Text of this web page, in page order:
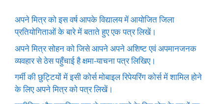
अपने मित्र को इस वर्ष आपके विद्यालय में आयोजित जिला
प्रतियोगिताओं के बारे में बताते हुए एक पत्र लिखें।
अपने मित्र सोहन को जिसे आपने अपने अशिष्ट एवं अपमानजनक
व्यवहार से ठेस पहुँचाई है क्षमा-याचना पत्र लिखिए।
गर्मी की छुट्टियों में इसी कोर्स मोबाइल रिपेयरिंग कोर्स में शामिल होने
के लिए अपने मित्र को पत्र लिखें।